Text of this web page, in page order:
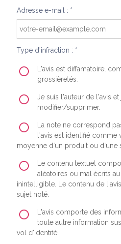
Adresse e-mail : *
Type d'infraction : *
L'avis est diffamatoire,
grossièretés.
Je suis l'auteur de l'avis
modifier/supprimer.
La note ne correspond
l'avis est identifié comme
moyenne d'un produit ou d'une
Le contenu textuel
aléatoires ou mal écrits
inintelligible. Le contenu de
sujet noté.
L'avis comporte des
toute autre information
vol d'identité.